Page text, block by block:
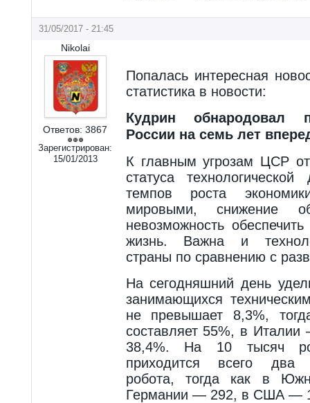
31/05/2017 - 21:45
Nikolai
Ответов: 3867
Зарегистрирован:
15/01/2013
Попалась интересная
статистика в новости:
Кудрин обнародовал
России на семь лет
К главным угрозам ЦСР
статуса
темпов роста
мировыми, снижение
невозможность
жизнь. Важна и
страны по сравнению с
На сегодняшний день
занимающихся
не превышает 8,3%,
составляет 55%, в
38,4%. На 10 тысяч
приходится всего два
робота, тогда как в
Германии — 292, в США —